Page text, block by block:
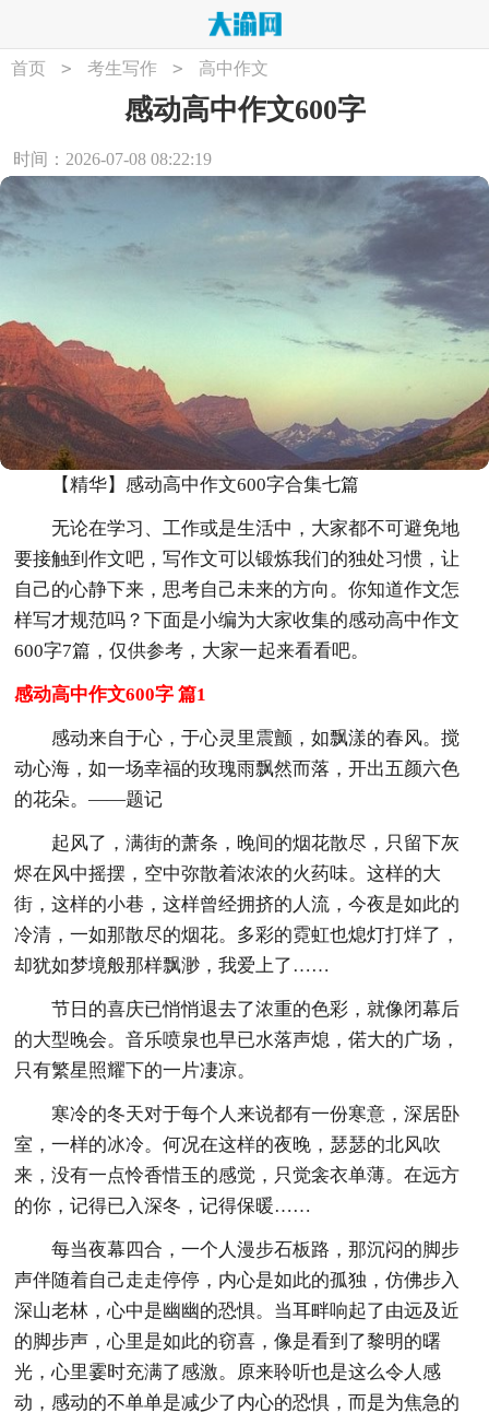
首页 > 考生写作 > 高中作文
感动高中作文600字
时间：2026-07-08 08:22:19
【精华】感动高中作文600字合集七篇
无论在学习、工作或是生活中，大家都不可避免地
要接触到作文吧，写作文可以锻炼我们的独处习惯，让
自己的心静下来，思考自己未来的方向。你知道作文怎
样写才规范吗？下面是小编为大家收集的感动高中作文
600字7篇，仅供参考，大家一起来看看吧。
感动高中作文600字 篇1
感动来自于心，于心灵里震颤，如飘漾的春风。搅
动心海，如一场幸福的玫瑰雨飘然而落，开出五颜六色
的花朵。——题记
起风了，满街的萧条，晚间的烟花散尽，只留下灰
烬在风中摇摆，空中弥散着浓浓的火药味。这样的大
街，这样的小巷，这样曾经拥挤的人流，今夜是如此的
冷清，一如那散尽的烟花。多彩的霓虹也熄灯打烊了，
却犹如梦境般那样飘渺，我爱上了……
节日的喜庆已悄悄退去了浓重的色彩，就像闭幕后
的大型晚会。音乐喷泉也早已水落声熄，偌大的广场，
只有繁星照耀下的一片凄凉。
寒冷的冬天对于每个人来说都有一份寒意，深居卧
室，一样的冰冷。何况在这样的夜晚，瑟瑟的北风吹
来，没有一点怜香惜玉的感觉，只觉衾衣单薄。在远方
的你，记得已入深冬，记得保暖……
每当夜幕四合，一个人漫步石板路，那沉闷的脚步
声伴随着自己走走停停，内心是如此的孤独，仿佛步入
深山老林，心中是幽幽的恐惧。当耳畔响起了由远及近
的脚步声，心里是如此的窃喜，像是看到了黎明的曙
光，心里霎时充满了感激。原来聆听也是这么令人感
动，感动的不单单是减少了内心的恐惧，而是为焦急的